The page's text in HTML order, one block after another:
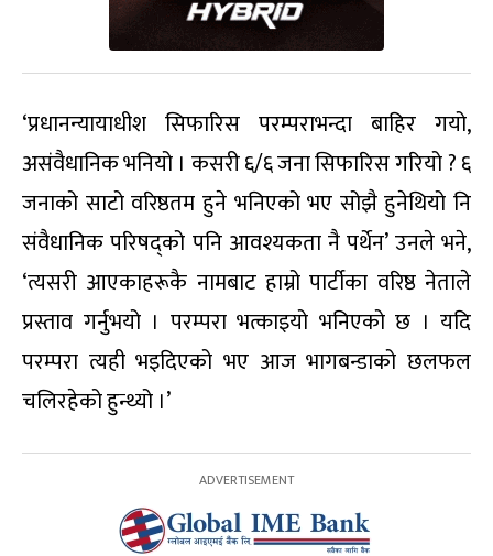
‘प्रधानन्यायाधीश सिफारिस परम्पराभन्दा बाहिर गयो,
असंवैधानिक भनियो । कसरी ६/६ जना सिफारिस गरियो ? ६
जनाको साटो वरिष्ठतम हुने भनिएको भए सोझै हुनेथियो नि
संवैधानिक परिषद्को पनि आवश्यकता नै पर्थेन’ उनले भने,
‘त्यसरी आएकाहरूकै नामबाट हाम्रो पार्टीका वरिष्ठ नेताले
प्रस्ताव गर्नुभयो । परम्परा भत्काइयो भनिएको छ । यदि
परम्परा त्यही भइदिएको भए आज भागबन्डाको छलफल
चलिरहेको हुन्थ्यो ।’